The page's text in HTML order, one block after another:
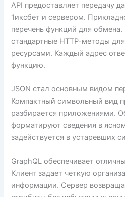
API предоставляет передачу
1иксбет и сервером.
перечень функций для обмена.
стандартные HTTP-методы
ресурсами. Каждый адрес
функцию.
JSON стал основным видом
Компактный символьный вид
разбирается приложениями.
форматируют сведения в
задействуется в устаревших
GraphQL обеспечивает
Клиент задает четкую
информации. Сервер